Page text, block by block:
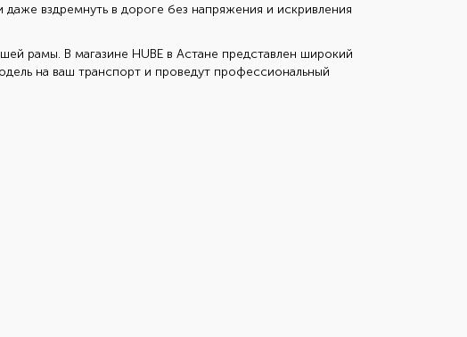
вздремнуть в дороге без напряжения и искривления
рамы. В магазине HUBE в Астане представлен широкий
на ваш транспорт и проведут профессиональный